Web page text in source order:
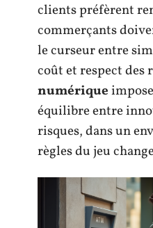
clients préfèrent
commerçants
le curseur entre
coût et respect des
numérique
équilibre entre
risques, dans un
règles du jeu